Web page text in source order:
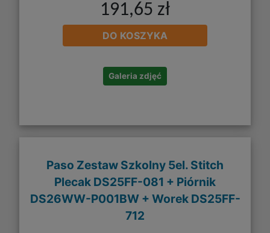
191,65 zł
DO KOSZYKA
Galeria zdjęć
Paso Zestaw Szkolny 5el. Stitch
Plecak DS25FF-081 + Piórnik
DS26WW-P001BW + Worek DS25FF-
712